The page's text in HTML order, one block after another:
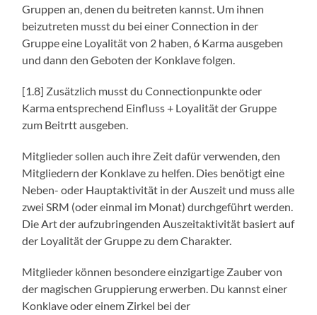
Gruppen an, denen du beitreten kannst. Um ihnen
beizutreten musst du bei einer Connection in der
Gruppe eine Loyalität von 2 haben, 6 Karma ausgeben
und dann den Geboten der Konklave folgen.
[1.8] Zusätzlich musst du Connectionpunkte oder
Karma entsprechend Einfluss + Loyalität der Gruppe
zum Beitrtt ausgeben.
Mitglieder sollen auch ihre Zeit dafür verwenden, den
Mitgliedern der Konklave zu helfen. Dies benötigt eine
Neben- oder Hauptaktivität in der Auszeit und muss alle
zwei SRM (oder einmal im Monat) durchgeführt werden.
Die Art der aufzubringenden Auszeitaktivität basiert auf
der Loyalität der Gruppe zu dem Charakter.
Mitglieder können besondere einzigartige Zauber von
der magischen Gruppierung erwerben. Du kannst einer
Konklave oder einem Zirkel bei der